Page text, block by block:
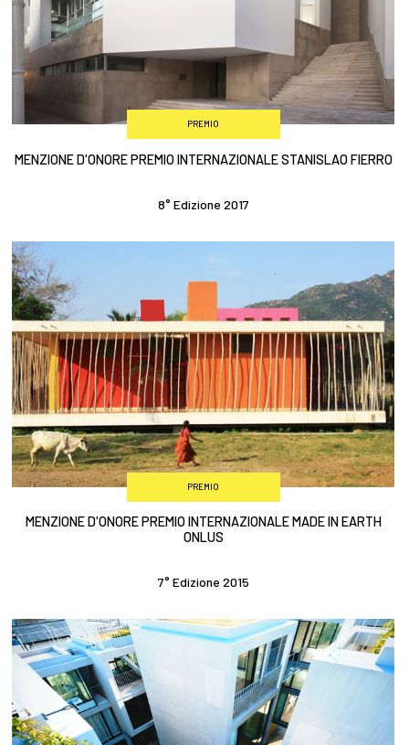
PREMIO
MENZIONE D'ONORE PREMIO INTERNAZIONALE STANISLAO FIERRO
8° Edizione 2017
PREMIO
MENZIONE D'ONORE PREMIO INTERNAZIONALE MADE IN EARTH
ONLUS
7° Edizione 2015